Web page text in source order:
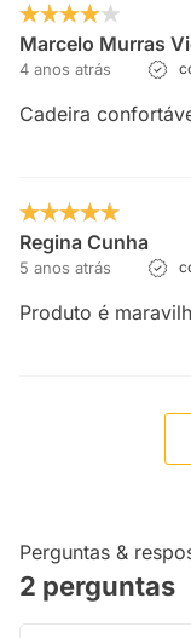
Marcelo Murras
4 anos atrás
Cadeira
Regina Cunha
5 anos atrás
Produto é
Perguntas &
2 perguntas